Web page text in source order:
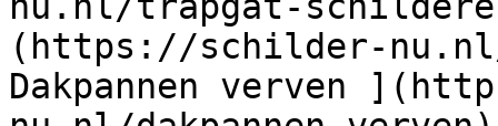
(https://schilder-
Dakpannen verven